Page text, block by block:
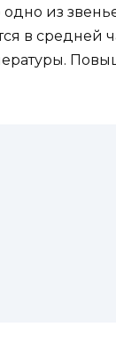
одно из
в средней